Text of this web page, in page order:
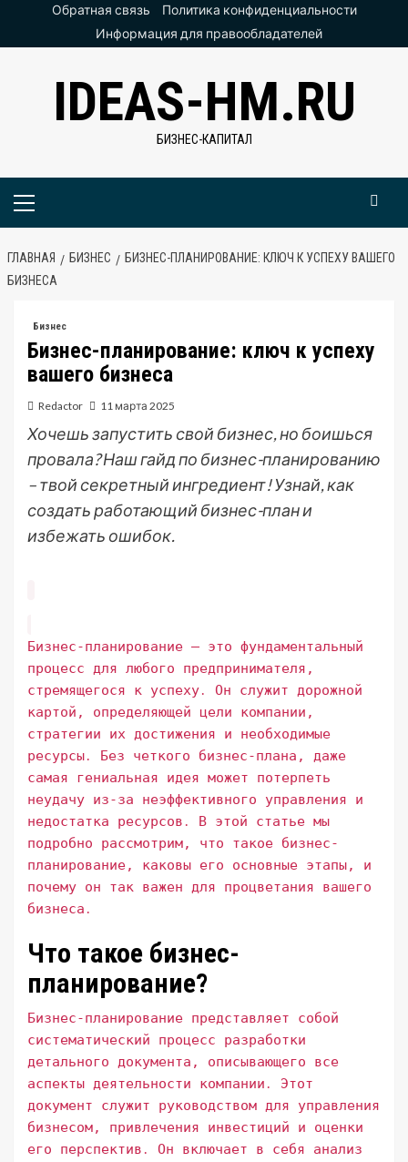
ПерейтиОбратная связь
Политика конфиденциальности
Информация для правообладателей
IDEAS-HM.RU
БИЗНЕС-КАПИТАЛ
Основное
ГЛАВНАЯ БИЗНЕС
БИЗНЕС-ПЛАНИРОВАНИЕ: КЛЮЧ К УСПЕХУ ВАШЕГО
БИЗНЕСА
Бизнес
Бизнес-планирование: ключ к успеху
вашего бизнеса
Redactor 11 марта 2025
Хочешь запустить свой бизнес, но боишься
провала? Наш гайд по бизнес-планированию
– твой секретный ингредиент! Узнай, как
создать работающий бизнес-план и
избежать ошибок.
Бизнес-планирование – это фундаментальный
процесс для любого предпринимателя,
стремящегося к успеху․ Он служит дорожной
картой, определяющей цели компании,
стратегии их достижения и необходимые
ресурсы․ Без четкого бизнес-плана, даже
самая гениальная идея может потерпеть
неудачу из-за неэффективного управления и
недостатка ресурсов․ В этой статье мы
подробно рассмотрим, что такое бизнес-
планирование, каковы его основные этапы, и
почему он так важен для процветания вашего
бизнеса․
Что такое бизнес-
планирование?
Бизнес-планирование представляет собой
систематический процесс разработки
детального документа, описывающего все
аспекты деятельности компании․ Этот
документ служит руководством для управления
бизнесом, привлечения инвестиций и оценки
его перспектив․ Он включает в себя анализ